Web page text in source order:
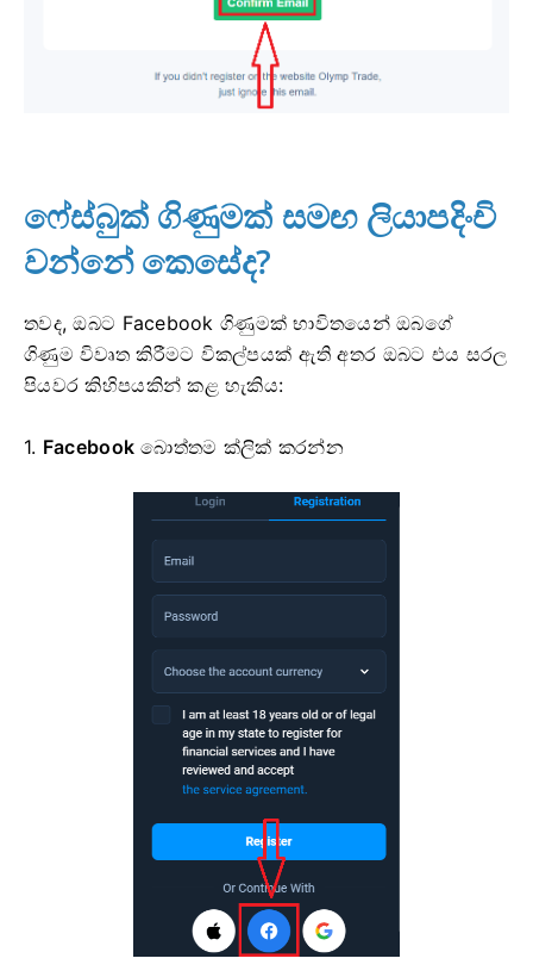
ෆේස්බුක් ගිණුමක් සමඟ ලියාපදිංචි
වන්නේ කෙසේද?
තවද, ඔබට Facebook ගිණුමක් භාවිතයෙන් ඔබගේ
ගිණුම විවෘත කිරීමට විකල්පයක් ඇති අතර ඔබට එය සරල
පියවර කිහිපයකින් කළ හැකිය:
1. Facebook බොත්තම ක්ලික් කරන්න